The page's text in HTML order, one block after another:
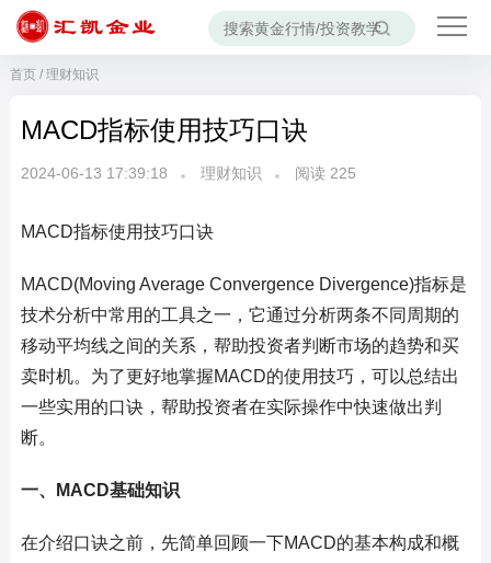
首页/ 理财知识
MACD指标使用技巧口诀
2024-06-13 17:39:18 理财知识 阅读 225
MACD指标使用技巧口诀
MACD(Moving Average Convergence Divergence)指标是
技术分析中常用的工具之一，它通过分析两条不同周期的
移动平均线之间的关系，帮助投资者判断市场的趋势和买
卖时机。为了更好地掌握MACD的使用技巧，可以总结出
一些实用的口诀，帮助投资者在实际操作中快速做出判
断。
一、MACD基础知识
在介绍口诀之前，先简单回顾一下MACD的基本构成和概